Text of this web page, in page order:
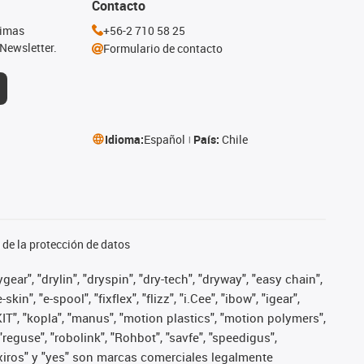
Contacto
+56-2 710 58 25
Formulario de contacto
Idioma:Español País: Chile
la protección de datos
"drylin", "dryspin", "dry-tech", "dryway", "easy chain",
"e-spool", "fixflex", "flizz", "i.Cee", "ibow", "igear",
"kopla", "manus", "motion plastics", "motion polymers",
"robolink", "Rohbot", "savfe", "speedigus",
y "yes" son marcas comerciales legalmente